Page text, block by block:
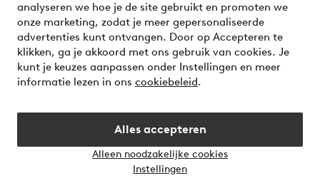
analyseren we hoe je de site gebruikt en promoten we
onze marketing, zodat je meer gepersonaliseerde
advertenties kunt ontvangen. Door op Accepteren te
klikken, ga je akkoord met ons gebruik van cookies. Je
kunt je keuzes aanpassen onder Instellingen en meer
informatie lezen in ons cookiebeleid.
Alles accepteren
Alleen noodzakelijke cookies
Instellingen
Wil je meer weten over onze betaalopties?